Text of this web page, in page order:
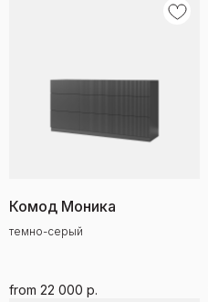
Комод Моника
темно-серый
from 22 000 р.